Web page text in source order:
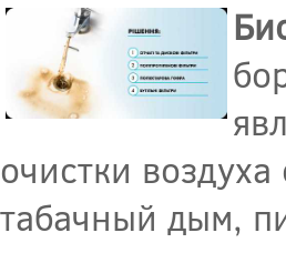
очистки
табачный дым,